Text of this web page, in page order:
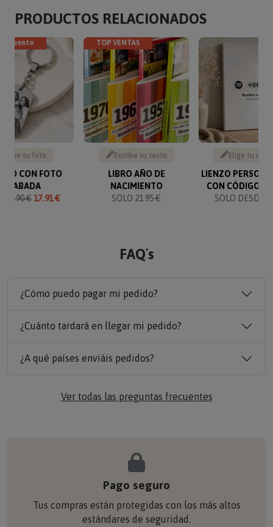
PRODUCTOS RELACIONADOS
Sube tu foto
CON FOTO
GRABADA
19.90 €17.91 €
TOP VENTAS
Escribe tu texto
LIBRO AÑO DE
NACIMIENTO
SOLO 21.95 €
Elige tu
LIENZO
CON CÓDIGO
SOLO DESDE
FAQ´s
¿Cómo puedo pagar mi pedido?
¿Cuánto tardará en llegar mi pedido?
¿A qué países enviáis pedidos?
Ver todas las preguntas frecuentes
Pago seguro
Tus compras están protegidas con los más altos
estándares de seguridad.